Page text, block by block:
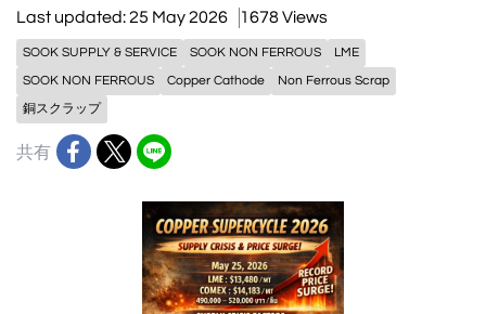
Last updated: 25 May 2026 1678 Views
SOOK SUPPLY & SERVICE SOOK NON FERROUS
LME
SOOK NON FERROUS
Copper Cathode
Non Ferrous Scrap
銅スクラップ
共有